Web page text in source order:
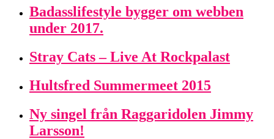
Badasslifestyle bygger om webben
under 2017.
Stray Cats – Live At Rockpalast
Hultsfred Summermeet 2015
Ny singel från Raggaridolen Jimmy
Larsson!